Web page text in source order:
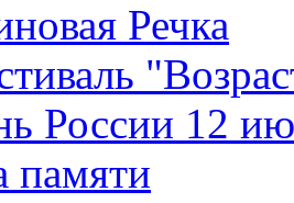
Речка
России 12
памяти